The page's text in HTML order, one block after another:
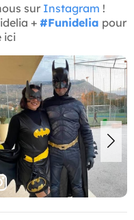
sur Instagram !
+ #Funidelia pour
ici